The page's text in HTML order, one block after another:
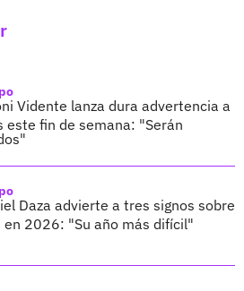
Vidente lanza dura advertencia a
este fin de semana: "Serán
Daza advierte a tres signos sobre
en 2026: "Su año más difícil"